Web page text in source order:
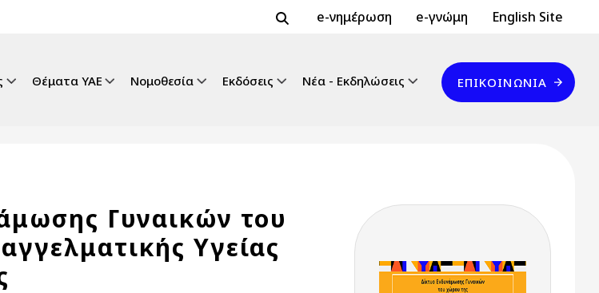
Header Top 2
e-νημέρωση e-γνώμη Header Top
English Site
Θέματα ΥΑΕ Νομοθεσία Εκδόσεις Νέα - Εκδηλώσεις
Επικοινωνία
ΕΠΙΚΟΙΝΩΝΊΑ
Γυναικών του
Υγείας